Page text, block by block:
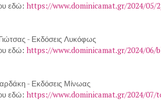
εδώ: https://www.dominicamat.gr/2024/05/
- Εκδόσεις Λυκόφως
εδώ: https://www.dominicamat.gr/2024/06/
- Εκδόσεις Μίνωας
εδώ: https://www.dominicamat.gr/2024/07/